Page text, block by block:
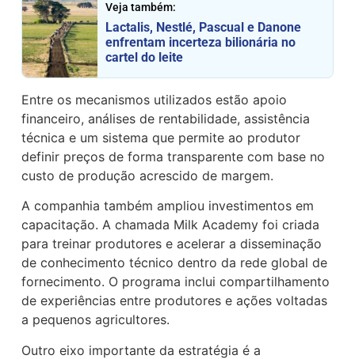
Veja também:
Lactalis, Nestlé, Pascual e Danone
enfrentam incerteza bilionária no
cartel do leite
Entre os mecanismos utilizados estão apoio
financeiro, análises de rentabilidade, assistência
técnica e um sistema que permite ao produtor
definir preços de forma transparente com base no
custo de produção acrescido de margem.
A companhia também ampliou investimentos em
capacitação. A chamada Milk Academy foi criada
para treinar produtores e acelerar a disseminação
de conhecimento técnico dentro da rede global de
fornecimento. O programa inclui compartilhamento
de experiências entre produtores e ações voltadas
a pequenos agricultores.
Outro eixo importante da estratégia é a